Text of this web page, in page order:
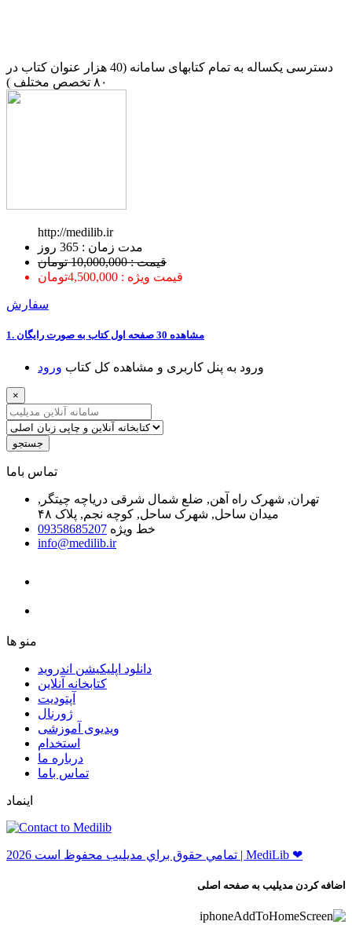
دسترسی یکساله به تمام کتابهای سامانه (40 هزار عنوان کتاب در
۸۰ تخصص مختلف )
http://medilib.ir
ﻣﺪﺕ ﺯﻣﺎﻥ : 365 ﺭﻭﺯ
قیمت : 10,000,000 تومان
قیمت ویژه : 4,500,000تومان
سفارش
1. ﻣﺸﺎﻫﺪﻩ 30 ﺻﻔﺤﻪ اﻭﻝ ﮐﺘﺎﺏ ﺑﻪ ﺻﻮﺭﺕ ﺭاﯾﮕﺎﻥ
ﻭﺭﻭﺩ ﺑﻪ ﭘﻨﻞ ﮐﺎﺭﺑﺮﯼ ﻭ ﻣﺸﺎﻫﺪﻩ ﮐﻞ ﮐﺘﺎﺏ ﻭﺭﻭﺩ
×
جستجو
ﺗﻤﺎﺱ ﺑﺎﻣﺎ
تهران, شهرک راه آهن, ضلع شمال شرقی دریاچه چیتگر,
میدان ساحل, شهرک ساحل, کوچه نجم, پلاک ۴۸
خط ویژه 09358685207
info@medilib.ir
ﻣﻨﻮ ﻫﺎ
دانلود اپلیکیشن اندروید
ﮐﺘﺎﺑﺨﺎﻧﻪ ﺁﻧﻼﯾﻦ
ﺁﭘﺘﻮﺩﯾﺖ
ﮊﻭﺭﻧﺎﻝ
ویدیوی آموزشی
استخدام
درباره ما
ﺗﻤﺎﺱ ﺑﺎﻣﺎ
اینماد
ﺗﻤﺎﻣﻲ ﺣﻘﻮﻕ ﺑﺮاﻱ ﻣﺪﻳﻠﻴﺐ ﻣﺤﻔﻮﻅ اﺳﺖ 2026 | MediLib ❤
اضافه کردن مدیلیب به صفحه اصلی